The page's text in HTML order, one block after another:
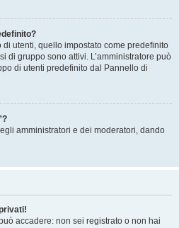
utenti, quello impostato come predefinito
di gruppo sono attivi. L’amministratore può
di utenti predefinito dal Pannello di
amministratori e dei moderatori, dando
accadere: non sei registrato o non hai